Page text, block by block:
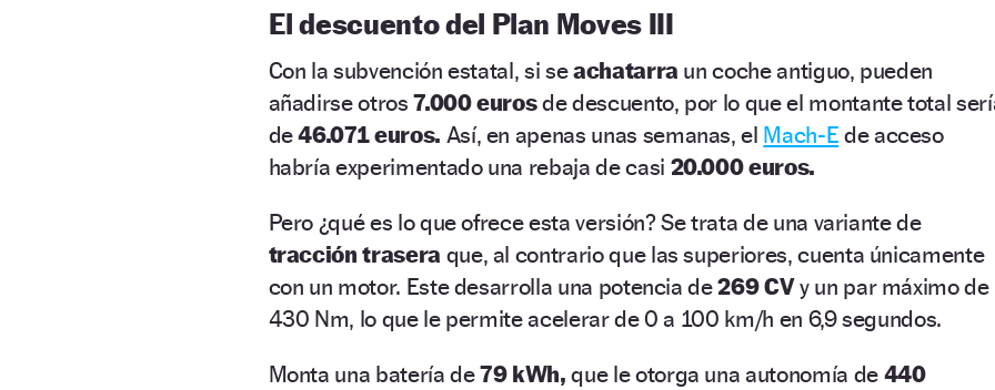
El descuento del Plan Moves III
Con la subvención estatal, si seachatarra un coche antiguo, pueden
añadirse otros7.000 eurosde descuento, por lo que el montante total
de46.071 euros. Así, en apenas unas semanas, el Mach-E de acceso
habría experimentado una rebaja de casi 20.000 euros.
Pero ¿qué es lo que ofrece esta versión? Se trata de una variante de
tracción trasera que, al contrario que las superiores, cuenta únicamente
con un motor. Este desarrolla una potencia de269 CVy un par máximo de
430 Nm, lo que le permite acelerar de 0 a 100 km/h en 6,9 segundos.
Monta una batería de79 kWh, que le otorga una autonomía de440